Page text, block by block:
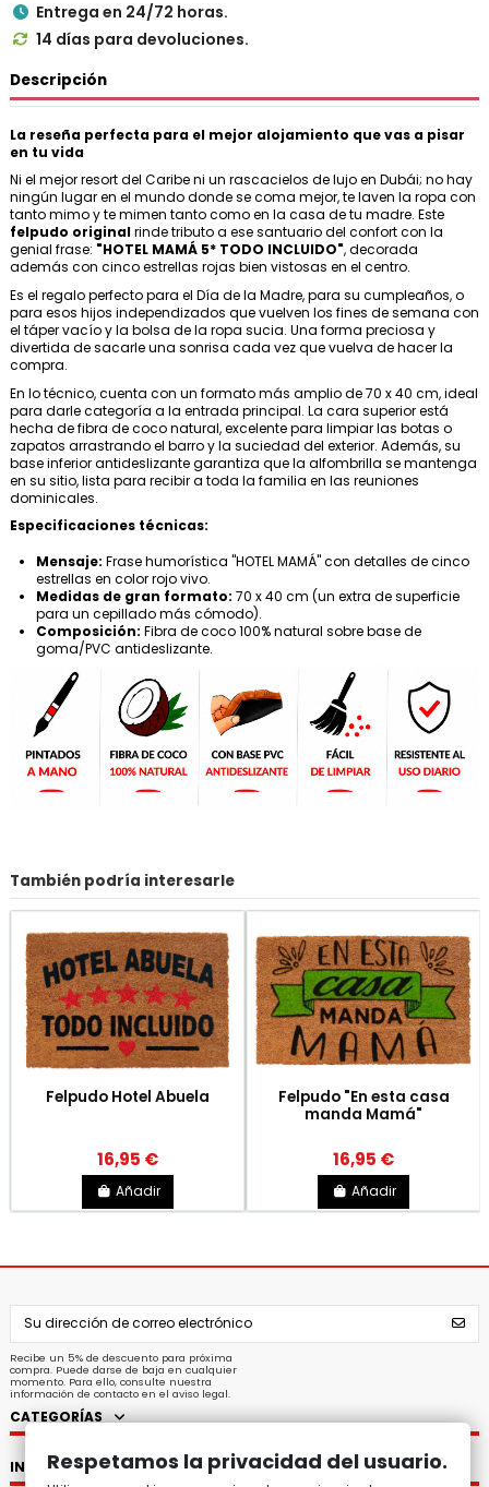
 Entrega en 24/72 horas.
 14 días para devoluciones.
Descripción
La reseña perfecta para el mejor alojamiento que vas a pisar
en tu vida
Ni el mejor resort del Caribe ni un rascacielos de lujo en Dubái; no hay
ningún lugar en el mundo donde se coma mejor, te laven la ropa con
tanto mimo y te mimen tanto como en la casa de tu madre. Este
felpudo originalrinde tributo a ese santuario del confort con la
genial frase: "HOTEL MAMÁ 5* TODO INCLUIDO", decorada
además con cinco estrellas rojas bien vistosas en el centro.
Es el regalo perfecto para el Día de la Madre, para su cumpleaños, o
para esos hijos independizados que vuelven los fines de semana con
el táper vacío y la bolsa de la ropa sucia. Una forma preciosa y
divertida de sacarle una sonrisa cada vez que vuelva de hacer la
compra.
En lo técnico, cuenta con un formato más amplio de 70 x 40 cm, ideal
para darle categoría a la entrada principal. La cara superior está
hecha de fibra de coco natural, excelente para limpiar las botas o
zapatos arrastrando el barro y la suciedad del exterior. Además, su
base inferior antideslizante garantiza que la alfombrilla se mantenga
en su sitio, lista para recibir a toda la familia en las reuniones
dominicales.
Especificaciones técnicas:
Mensaje: Frase humorística "HOTEL MAMÁ" con detalles de cinco
estrellas en color rojo vivo.
Medidas de gran formato: 70 x 40 cm (un extra de superficie
para un cepillado más cómodo).
Composición: Fibra de coco 100% natural sobre base de
goma/PVC antideslizante.
También podría interesarle
Felpudo Hotel Abuela
16,95 €
Añadir
Felpudo "En esta casa
manda Mamá"
16,95 €
Añadir
Recibe un 5% de descuento para próxima
compra. Puede darse de baja en cualquier
momento. Para ello, consulte nuestra
información de contacto en el aviso legal.
CATEGORÍAS
INFORMACIÓN
Respetamos la privacidad del usuario.